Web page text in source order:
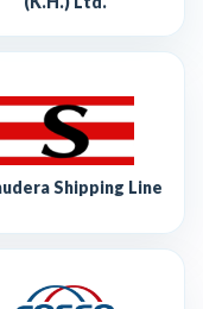
Shipping Line